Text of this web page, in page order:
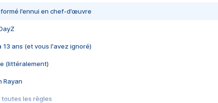
l’ennui en chef-d’œuvre
13 ans (et vous l'avez ignoré)
(littéralement)
Rayan
toutes les règles